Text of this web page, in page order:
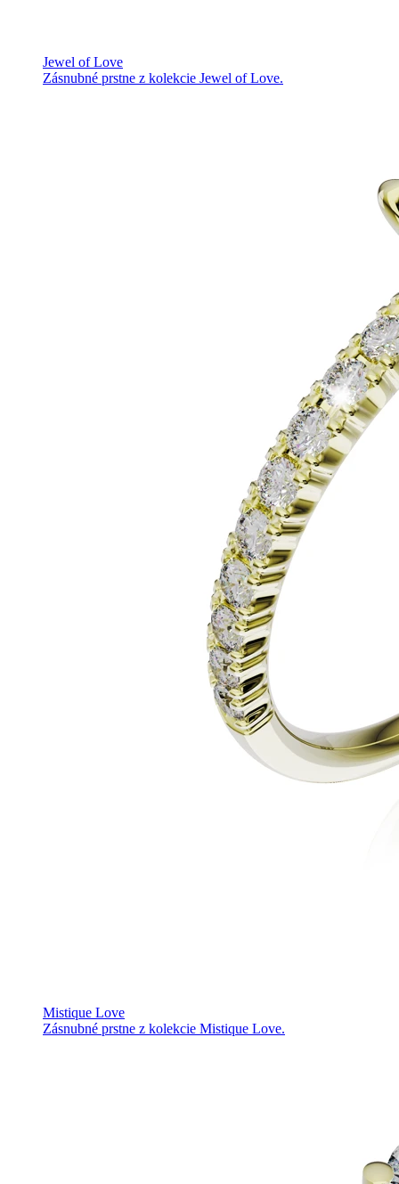
Jewel of Love
Zásnubné prstne z kolekcie Jewel of Love.
Mistique Love
Zásnubné prstne z kolekcie Mistique Love.